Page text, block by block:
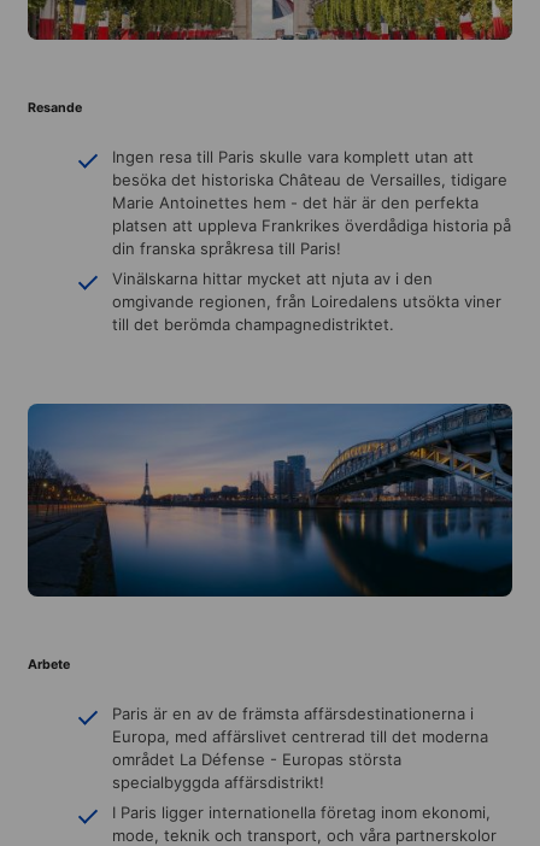
Resande
Ingen resa till Paris skulle vara komplett utan att
besöka det historiska Château de Versailles, tidigare
Marie Antoinettes hem - det här är den perfekta
platsen att uppleva Frankrikes överdådiga historia på
din franska språkresa till Paris!
Vinälskarna hittar mycket att njuta av i den
omgivande regionen, från Loiredalens utsökta viner
till det berömda champagnedistriktet.
Arbete
Paris är en av de främsta affärsdestinationerna i
Europa, med affärslivet centrerad till det moderna
området La Défense - Europas största
specialbyggda affärsdistrikt!
I Paris ligger internationella företag inom ekonomi,
mode, teknik och transport, och våra partnerskolor